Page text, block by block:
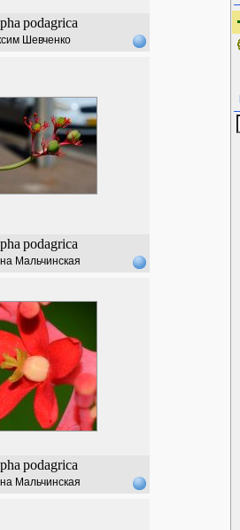
podagrica
Шевченко
podagrica
Мальчинская
podagrica
Мальчинская